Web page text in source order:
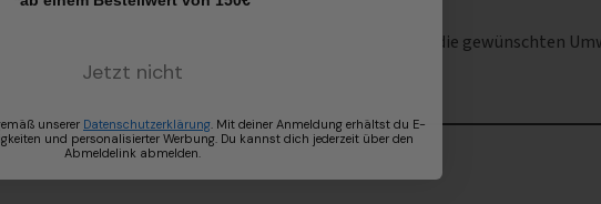
eines gesunden Bodenmikrobioms unterstützt.
kann die Pflanzenkohle so optimiert werden, dass sie die gewünschten
stärker beeinflusst.
Jetzt nicht
unserer Datenschutzerklärung. Mit deiner Anmeldung erhältst du E-
und personalisierter Werbung. Du kannst dich jederzeit über den
Abmeldelink abmelden.